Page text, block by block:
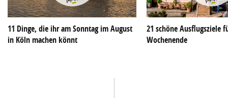
11 Dinge, die ihr am Sonntag im August
in Köln machen könnt
21 schöne Ausflugsziele
Wochenende